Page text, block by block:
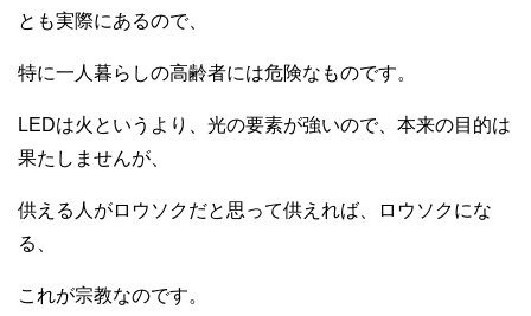
とも実際にあるので、
特に一人暮らしの高齢者には危険なものです。
LEDは火というより、光の要素が強いので、本来の目的は
果たしませんが、
供える人がロウソクだと思って供えれば、ロウソクにな
る、
これが宗教なのです。